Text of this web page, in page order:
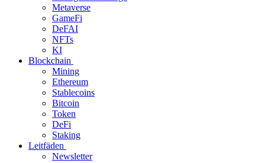
Metaverse
GameFi
DeFAI
NFTs
KI
Blockchain
Mining
Ethereum
Stablecoins
Bitcoin
Token
DeFi
Staking
Leitfäden
Newsletter